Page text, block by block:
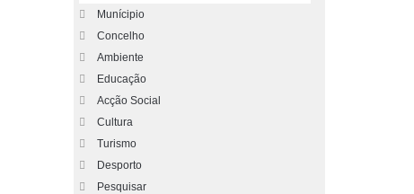
Munícipio
Concelho
Ambiente
Educação
Acção Social
Cultura
Turismo
Desporto
Pesquisar